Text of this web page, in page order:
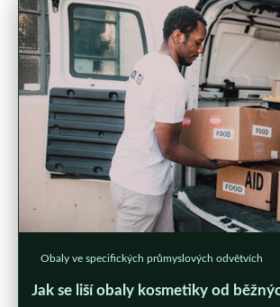
Obaly ve specifických průmyslových odvětvích
Jak se liší obaly kosmetiky od